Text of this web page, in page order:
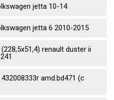
jetta 10-14
jetta 6 2010-2015
renault duster ii
amd.bd471 (с